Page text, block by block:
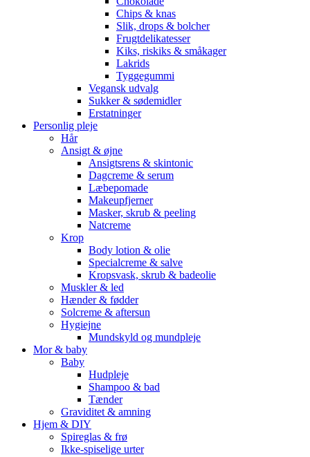
Chips & knas
Slik, drops & bolcher
Frugtdelikatesser
Kiks, riskiks & småkager
Lakrids
Tyggegummi
Vegansk udvalg
Sukker & sødemidler
Erstatninger
Personlig pleje
Hår
Ansigt & øjne
Ansigtsrens & skintonic
Dagcreme & serum
Læbepomade
Makeupfjerner
Masker, skrub & peeling
Natcreme
Krop
Body lotion & olie
Specialcreme & salve
Kropsvask, skrub & badeolie
Muskler & led
Hænder & fødder
Solcreme & aftersun
Hygiejne
Mundskyld og mundpleje
Mor & baby
Baby
Hudpleje
Shampoo & bad
Tænder
Graviditet & amning
Hjem & DIY
Spireglas & frø
Ikke-spiselige urter